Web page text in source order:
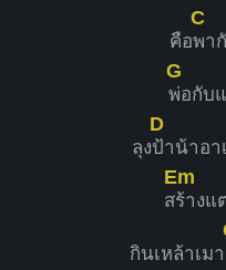
คือ
C
พา
G
พ่อกับ
ลุง
D
ป้าน้าอา
ส
Em
ร้างแ
กินเหล้าเมา